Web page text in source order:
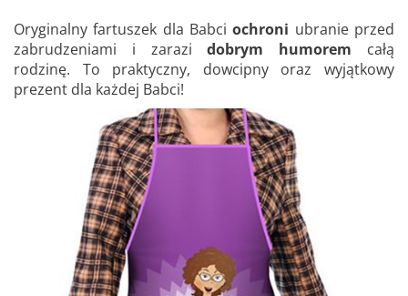
Oryginalny fartuszek dla Babciochroni ubranie przed
zabrudzeniami i zarazidobrym humorem całą
rodzinę. To praktyczny, dowcipny oraz wyjątkowy
prezent dla każdej Babci!